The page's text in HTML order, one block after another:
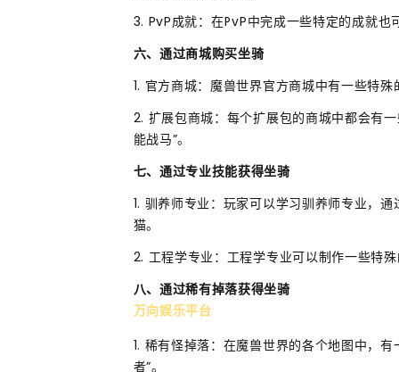
3. PvP成就：在PvP中完成一些特定的成就也
六、通过商城购买坐骑
1. 官方商城：魔兽世界官方商城中有一些特
2. 扩展包商城：每个扩展包的商城中都会有
能战马”。
七、通过专业技能获得坐骑
1. 驯养师专业：玩家可以学习驯养师专业，
猫。
2. 工程学专业：工程学专业可以制作一些特
八、通过稀有掉落获得坐骑
万向娱乐平台
1. 稀有怪掉落：在魔兽世界的各个地图中，
者”。